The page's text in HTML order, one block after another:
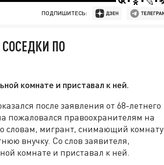
ПОДПИШИТЕСЬ:
ПО
комнате и приставал к ней.
после заявления от 68-летнего
пожаловался правоохранителям на
словам, мигрант, снимающий комнату
внучку. Со слов заявителя,
комнате и приставал к ней.